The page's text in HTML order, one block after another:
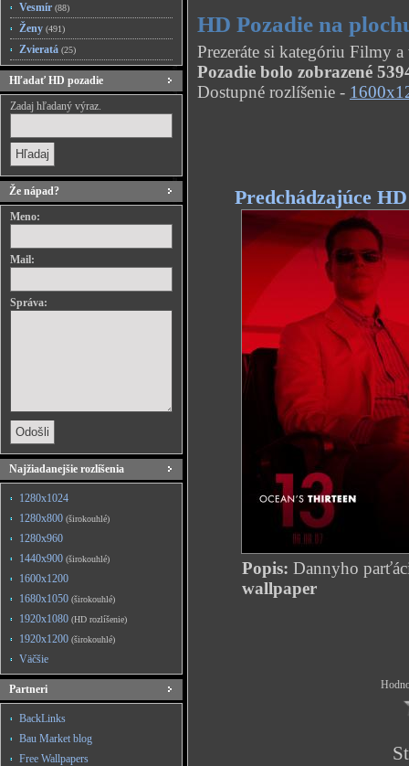
Vesmír (88)
Ženy (491)
Zvieratá (25)
Hľadať HD pozadie
Zadaj hľadaný výraz.
Že nápad?
Meno:
Mail:
Správa:
Najžiadanejšie rozlíšenia
1280x1024
1280x800 (širokouhlé)
1280x960
1440x900 (širokouhlé)
1600x1200
1680x1050 (širokouhlé)
1920x1080 (HD rozlíšenie)
1920x1200 (širokouhlé)
Väčšie
Partneri
BackLinks
Bau Market blog
Free Wallpapers
HD Pozadie na
Prezeráte si kategóriu Filmy
Pozadie bolo zobrazené
Dostupné rozlíšenie -
Predchádzajúce
Popis: Dannyho
wallpaper